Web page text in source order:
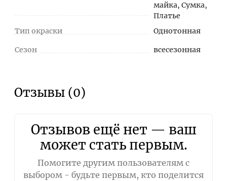
майка, Сумка,
Платье
Тип окраски
Однотонная
Сезон всесезонная
Отзывы (0)
Отзывов ещё нет — ваш
может стать первым.
Помогите другим пользователям с
выбором - будьте первым, кто поделится